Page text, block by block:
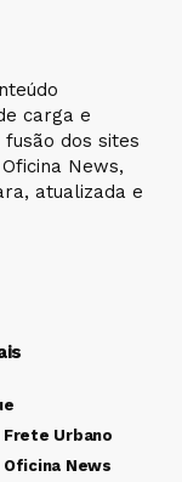
carga e
dos sites
News,
atualizada e
Frete Urbano
Oficina News